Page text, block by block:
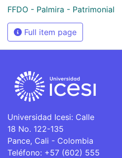
FFDO - Palmira - Patrimonial
Full item page
Universidad Icesi: Calle
18 No. 122-135
Pance, Cali - Colombia
Teléfono: +57 (602) 555